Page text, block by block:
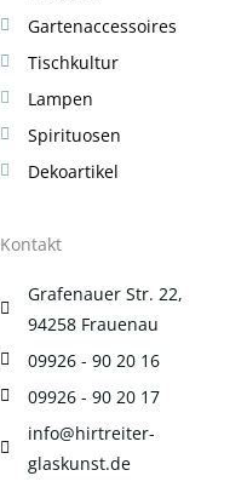
Gartenaccessoires
Tischkultur
Lampen
Spirituosen
Dekoartikel
Kontakt
Grafenauer Str. 22,
94258 Frauenau
09926 - 90 20 16
09926 - 90 20 17
info@hirtreiter-
glaskunst.de